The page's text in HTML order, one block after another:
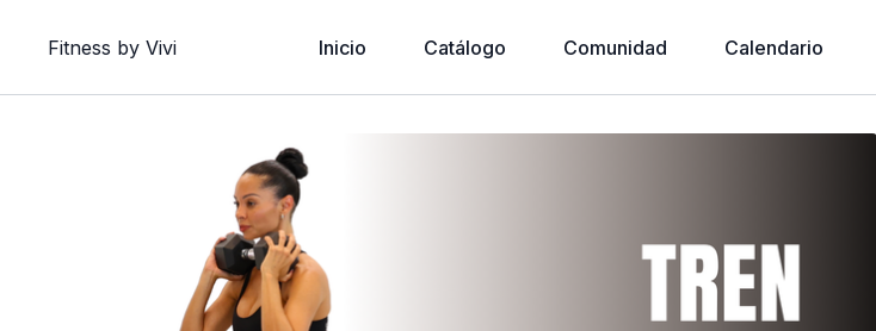
Fitness by Vivi Inicio Catálogo Comunidad Calendario